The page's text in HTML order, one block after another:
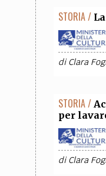
STORIA /
diClara
STORIA /
per
diClara